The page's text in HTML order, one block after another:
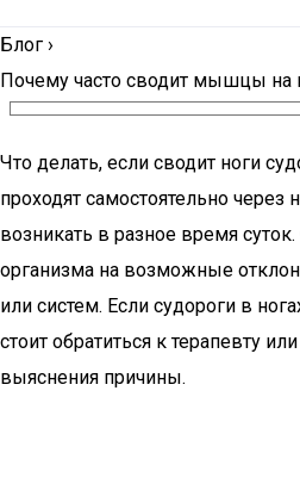
Блог ›
Почему часто сводит мышцы на
Что делать, если сводит ноги
проходят самостоятельно через
возникать в разное время
организма на возможные
или систем. Если судороги в
стоит обратиться к терапевту
выяснения причины.